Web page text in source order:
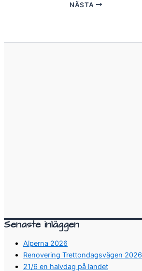
NÄSTA
Senaste inläggen
Alperna 2026
Renovering Trettondagsvägen 2026
21/6 en halvdag på landet